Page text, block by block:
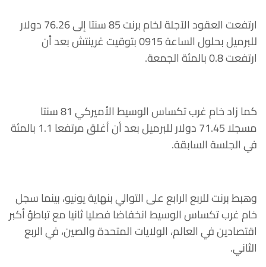
ارتفعت العقود الآجلة لخام برنت 85 سنتا إلى 76.26 دولار
للبرميل بحلول الساعة 0915 بتوقيت غرينتش بعد أن
ارتفعت 0.8 بالمئة الجمعة.
كما زاد خام غرب تكساس الوسيط الأميركي 81 سنتا
مسجلا 71.45 دولار للبرميل بعد أن أغلق مرتفعا 1.1 بالمئة
في الجلسة السابقة.
وهبط برنت للربع الرابع على التوالي بنهاية يونيو، بينما سجل
خام غرب تكساس الوسيط انخفاضا فصليا ثانيا مع تباطؤ أكبر
اقتصادين في العالم، الولايات المتحدة والصين، في الربع
الثاني.